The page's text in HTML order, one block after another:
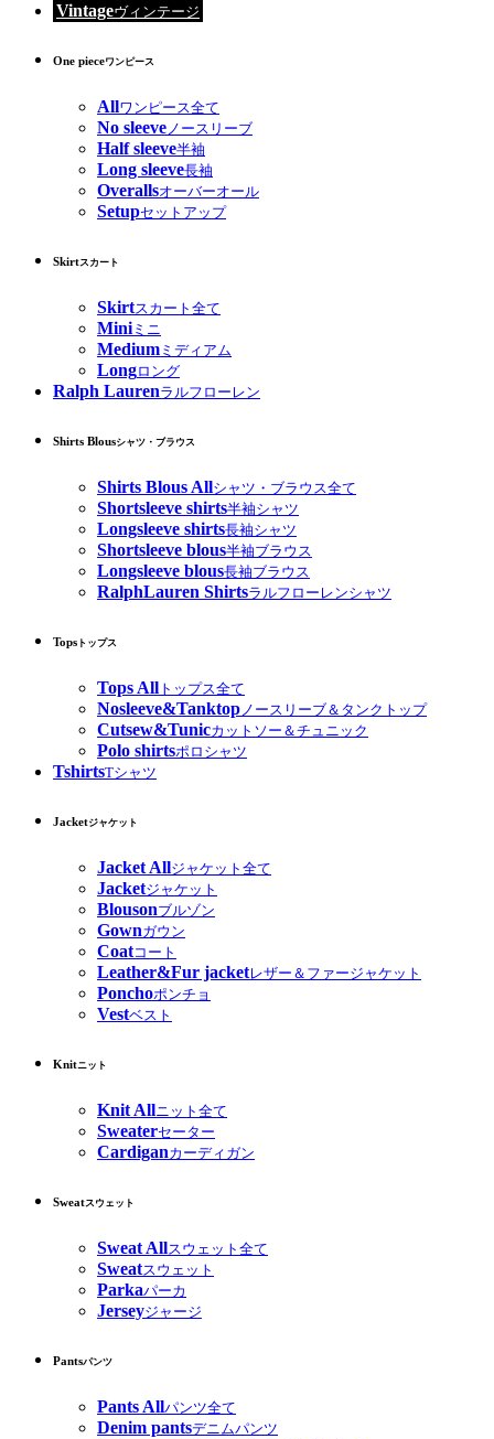
Vintageヴィンテージ
One pieceワンピース
Allワンピース全て
No sleeveノースリーブ
Half sleeve半袖
Long sleeve長袖
Overallsオーバーオール
Setupセットアップ
Skirtスカート
Skirtスカート全て
Miniミニ
Medium ミディアム
Longロング
Ralph Laurenラルフローレン
Shirts Blousシャツ・ブラウス
Shirts Blous Allシャツ・ブラウス全て
Shortsleeve shirts半袖シャツ
Longsleeve shirts長袖シャツ
Shortsleeve blous半袖ブラウス
Longsleeve blous長袖ブラウス
RalphLauren Shirtsラルフローレンシャツ
Tops トップス
Tops All トップス全て
Nosleeve&Tanktop ノースリーブ＆タンクトップ
Cutsew&Tunicカットソー＆チュニック
Polo shirtsポロシャツ
TshirtsTシャツ
Jacketジャケット
Jacket Allジャケット全て
Jacketジャケット
Blousonブルゾン
Gownガウン
Coatコート
Leather&Fur jacketレザー＆ファージャケット
Ponchoポンチョ
Vestベスト
Knitニット
Knit Allニット全て
Sweaterセーター
Cardiganカーディガン
Sweatスウェット
Sweat Allスウェット全て
Sweatスウェット
Parkaパーカ
Jerseyジャージ
Pantsパンツ
Pants Allパンツ全て
Denim pantsデニムパンツ